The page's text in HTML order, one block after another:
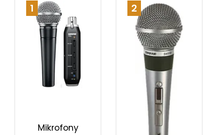
1
Mikrofony
2